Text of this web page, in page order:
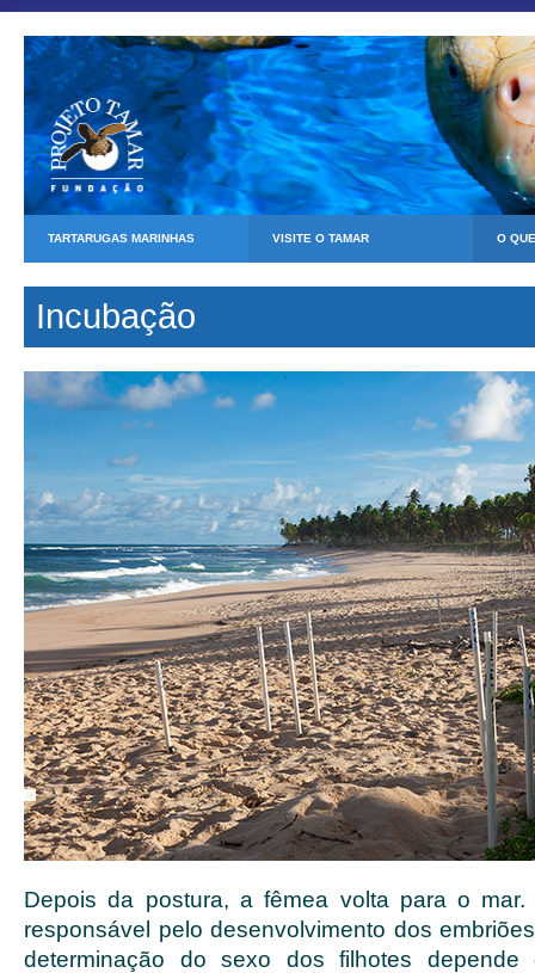
TARTARUGAS MARINHAS VISITE O TAMAR O
Incubação
Depois da postura, a fêmea volta para o
responsável pelo desenvolvimento dos
determinação do sexo dos filhotes depende